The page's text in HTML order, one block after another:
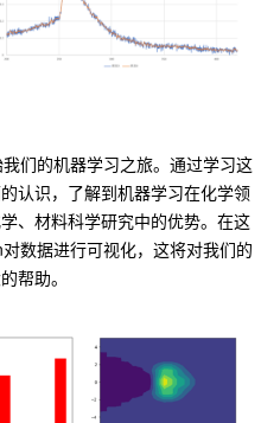
们的机器学习之旅。通过学习这
认识，了解到机器学习在化学领
、材料科学研究中的优势。在这
数据进行可视化，这将对我们的
帮助。